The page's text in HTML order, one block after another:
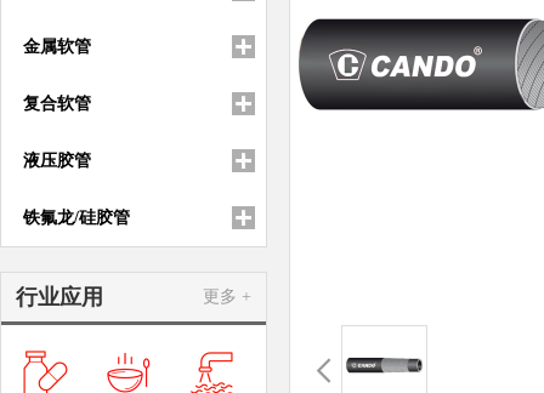
金属软管
复合软管
液压胶管
铁氟龙/硅胶管
更多 +
行业应用